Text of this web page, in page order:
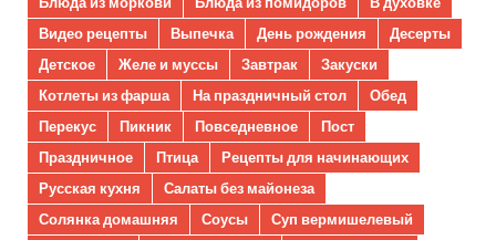
Видео рецепты
Выпечка День рождения
Десерты
Детское
Желе и муссы Завтрак
Закуски
Котлеты из фарша
На праздничный стол
Обед
Перекус
Пикник Повседневное
Пост
Праздничное
Птица
Рецепты для начинающих
Русская кухня
Салаты без майонеза
Солянка домашняя
Соусы
Суп вермишелевый